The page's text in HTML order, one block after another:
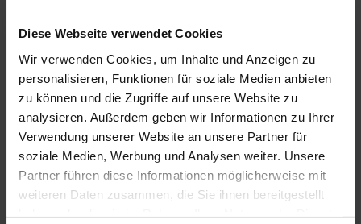
Diese Webseite verwendet Cookies
Wir verwenden Cookies, um Inhalte und Anzeigen zu
personalisieren, Funktionen für soziale Medien anbieten
zu können und die Zugriffe auf unsere Website zu
analysieren. Außerdem geben wir Informationen zu Ihrer
Verwendung unserer Website an unsere Partner für
soziale Medien, Werbung und Analysen weiter. Unsere
Partner führen diese Informationen möglicherweise mit
weiteren Daten zusammen, die Sie ihnen bereitgestellt
KONTAKT
Eschenauer & Partner Immobilien
Immobilienmakler HEIDELBERG
Immobilien Heidelberg
Akademiestraße 1, 69117 Heidelberg
Tel.:06221 - 67 26 077
Mail:info@eschenauer-partner.de